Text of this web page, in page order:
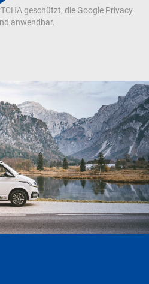
geschützt, die Google Privacy
anwendbar.